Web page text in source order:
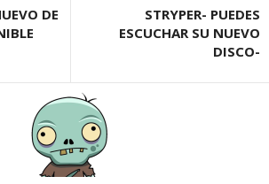
DE
STRYPER- PUEDES
ESCUCHAR SU NUEVO
DISCO-